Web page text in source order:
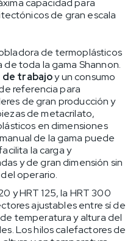
capacidad para
de gran escala
de termoplásticos
toda la gama Shannon.
de trabajoy un consumo
referencia para
de gran producción y
de metacrilato,
en dimensiones
de la gama puede
la carga y
y de gran dimensión sin
operario.
y HRT 125, la HRT 300
ajustables entre sí de
temperatura y altura del
Los hilos calefactores de